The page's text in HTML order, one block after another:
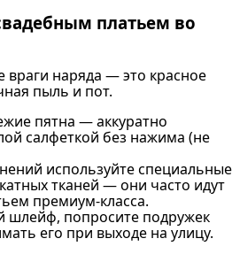
платьем во
враги наряда — это красное
пыль и пот.
пятна — аккуратно
салфеткой без нажима (не
используйте специальные
тканей — они часто идут
премиум-класса.
шлейф, попросите подружек
его при выходе на улицу.